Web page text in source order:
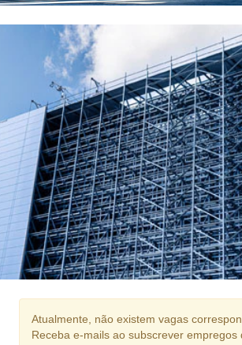
Atualmente, não existem vagas
Receba e-mails ao subscrever